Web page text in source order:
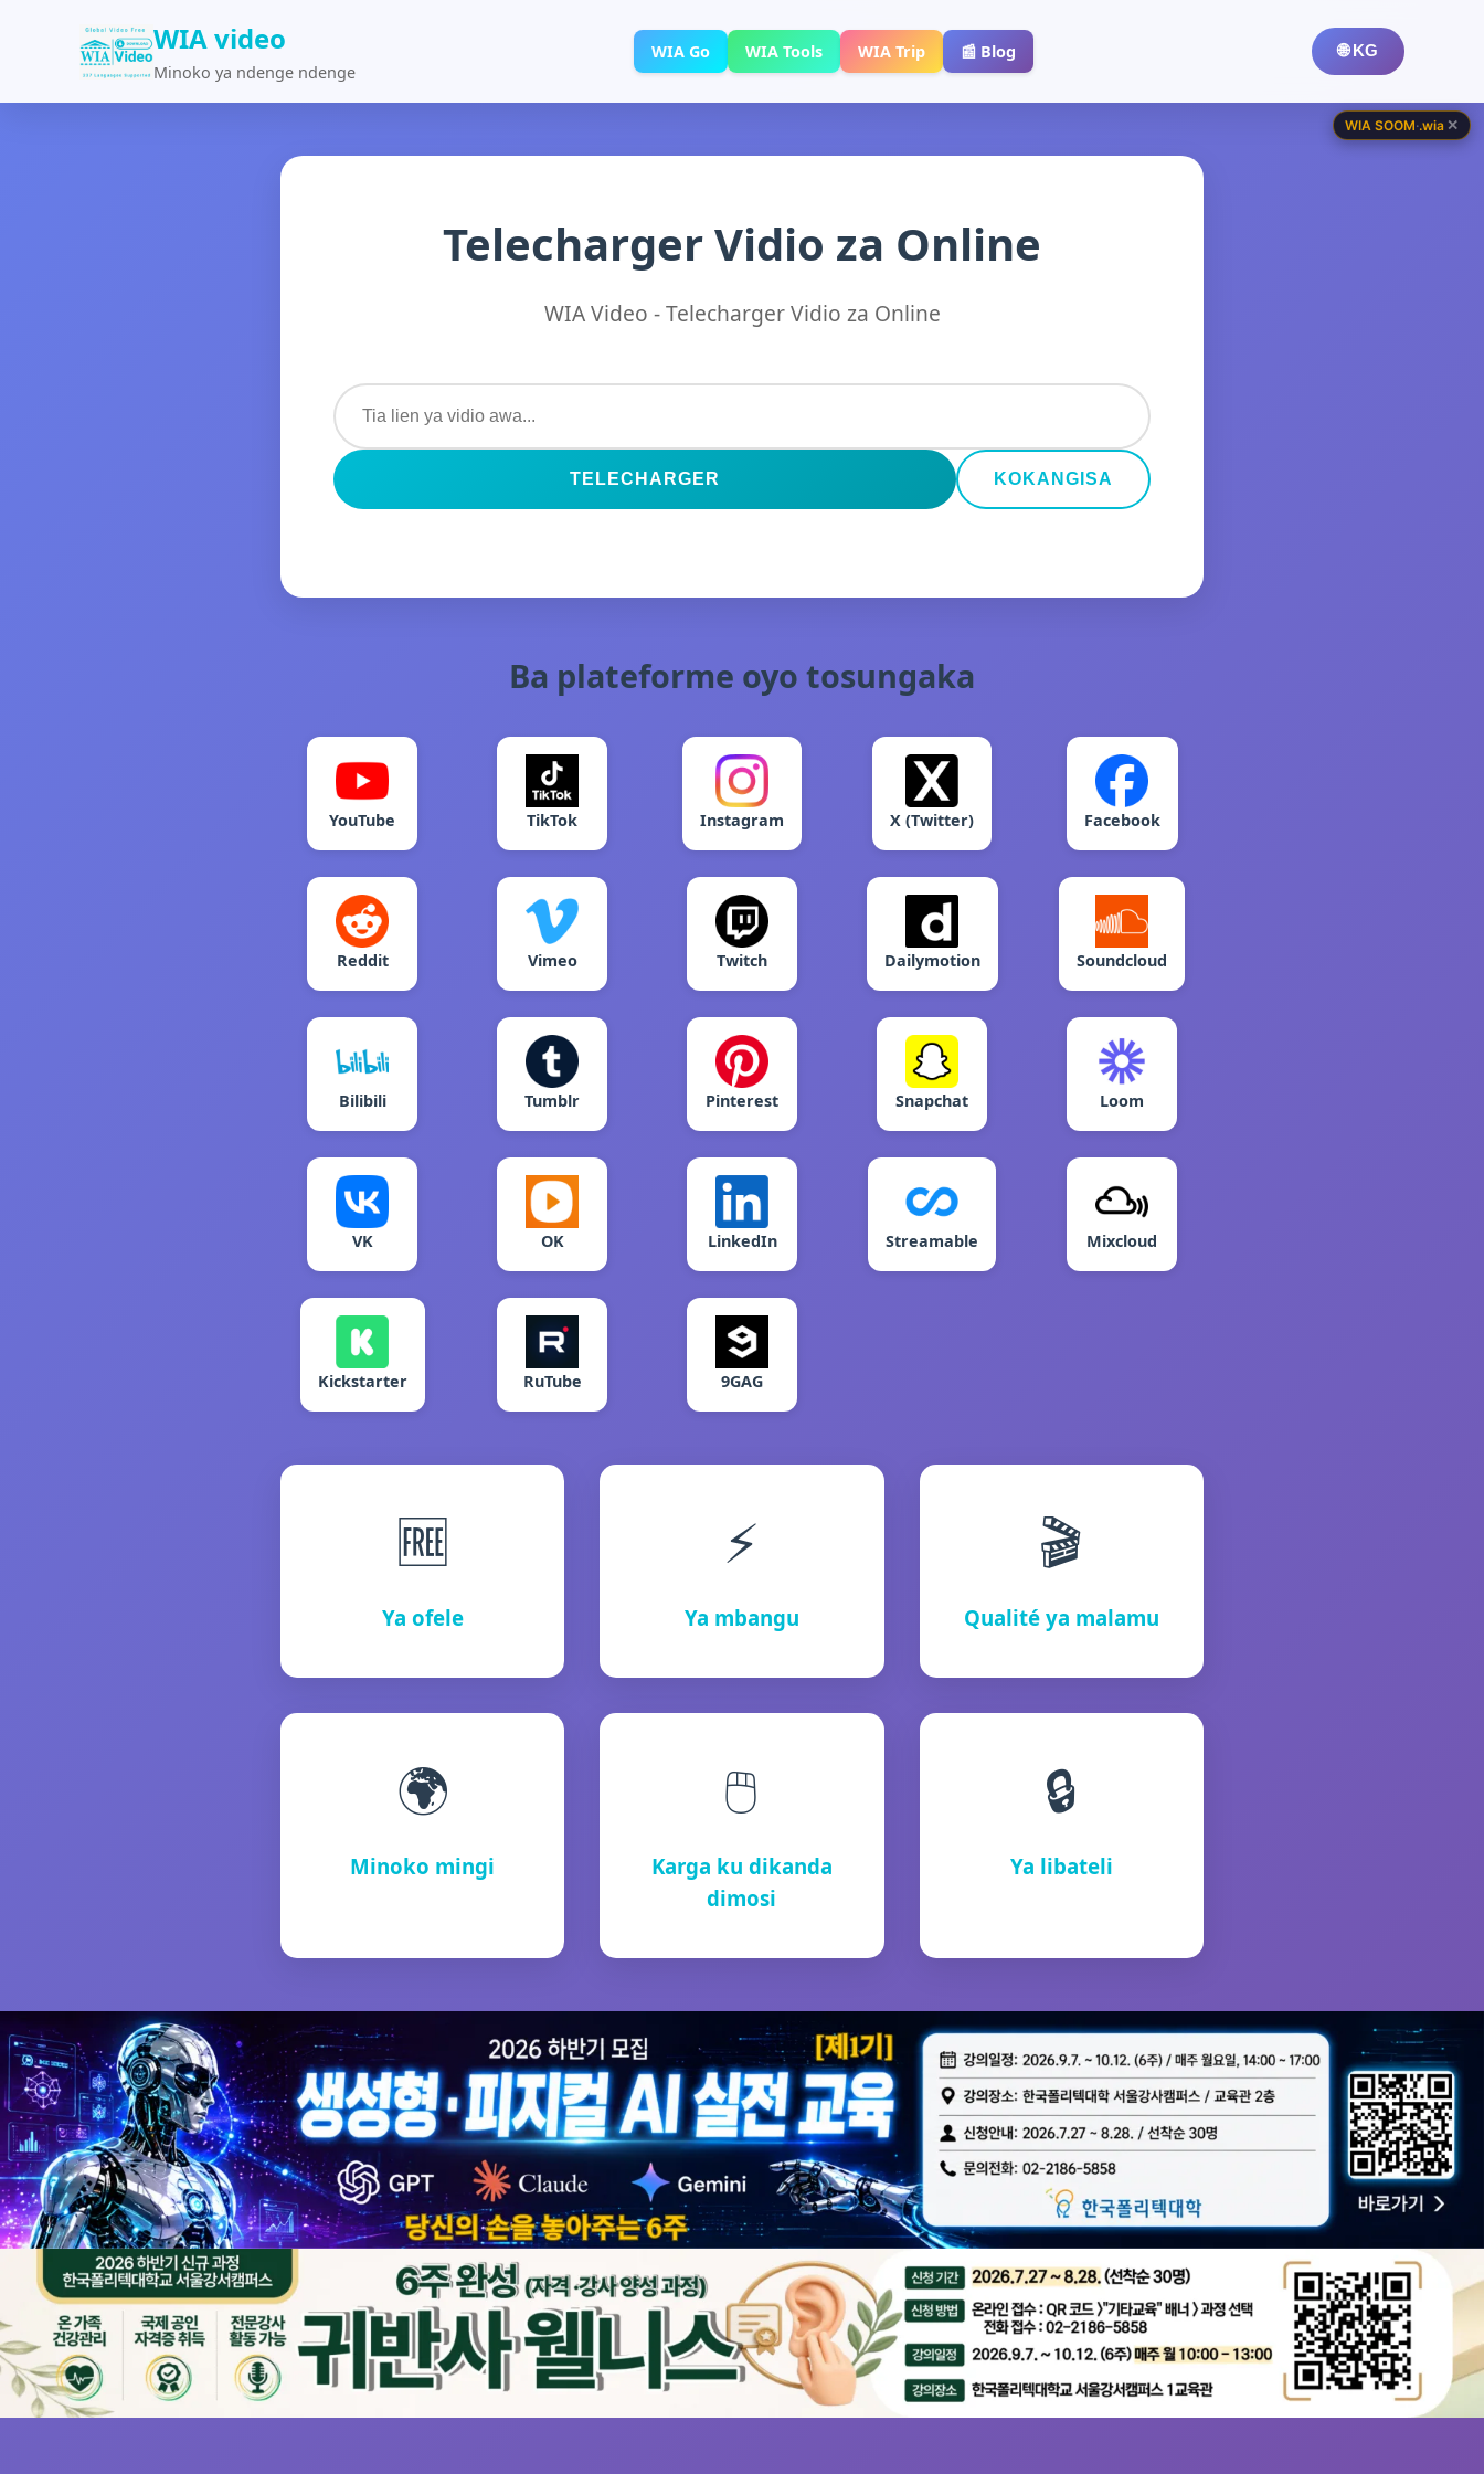
WIA video
Minoko ya ndenge ndenge
WIA Go WIA Tools WIA Trip 📰 Blog 🌐 KG
Telecharger Vidio za Online
WIA Video - Telecharger Vidio za Online
TELECHARGER KOKANGISA
Ba plateforme oyo tosungaka
YouTube TikTok Instagram X (Twitter) Facebook
Reddit Vimeo Twitch Dailymotion Soundcloud
Bilibili Tumblr Pinterest Snapchat Loom
VK OK LinkedIn Streamable Mixcloud
Kickstarter RuTube 9GAG
🆓
Ya ofele
⚡
Ya mbangu
🎬
Qualité ya malamu
🌍
Minoko mingi
🖱️
Karga ku dikanda
dimosi
🔒
Ya libateli
WIA SOOM·.wia ✕